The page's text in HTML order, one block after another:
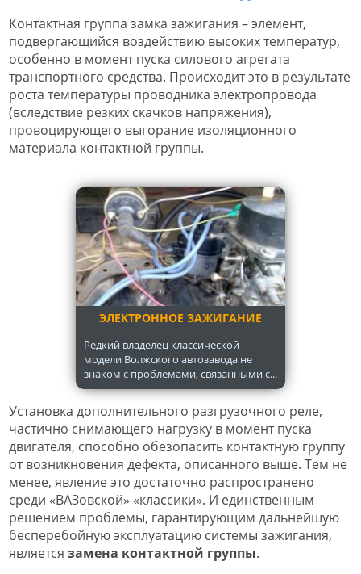
Контактная группа замка зажигания – элемент,
подвергающийся воздействию высоких температур,
особенно в момент пуска силового агрегата
транспортного средства. Происходит это в результате
роста температуры проводника электропровода
(вследствие резких скачков напряжения),
провоцирующего выгорание изоляционного
материала контактной группы.
ЭЛЕКТРОННОЕ ЗАЖИГАНИЕ
Редкий владелец классической
модели Волжского автозавода не
знаком с проблемами, связанными с...
Установка дополнительного разгрузочного реле,
частично снимающего нагрузку в момент пуска
двигателя, способно обезопасить контактную группу
от возникновения дефекта, описанного выше. Тем не
менее, явление это достаточно распространено
среди «ВАЗовской» «классики». И единственным
решением проблемы, гарантирующим дальнейшую
бесперебойную эксплуатацию системы зажигания,
является замена контактной группы.